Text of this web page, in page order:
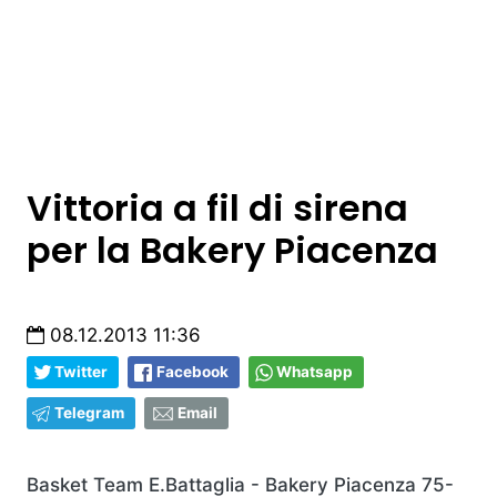
Vittoria a fil di sirena
per la Bakery Piacenza
08.12.2013 11:36
Twitter Facebook Whatsapp
Telegram Email
Basket Team E.Battaglia - Bakery Piacenza 75-